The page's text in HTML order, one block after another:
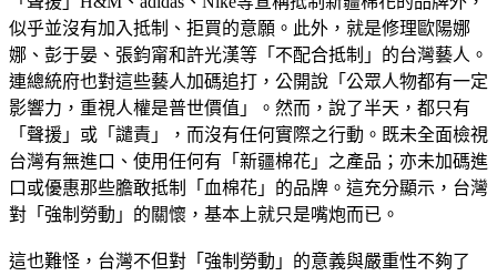
似乎並沒有加入抵制、拒買的意願。此外，就是修理歐陽娜
娜、彭于晏、張鈞甯和許光漢等「不配合抵制」的台灣藝人。
連總統府也對這些藝人加碼追打，公開說「公眾人物都有一定
影響力，重視人權是普世價值」。然而，說了半天，都只有
「聲援」或「譴責」，而沒有任何實際之行動。既未全面檢視
台灣有無進口、使用任何有「新疆棉花」之產品；亦未加碼進
口或優惠那些膽敢抵制「血棉花」的品牌。這充分顯示，台灣
對「強制勞動」的關懷，基本上就只是嘴炮而已。
這也難怪，台灣不但對「強制勞動」的意義與嚴重性不夠了